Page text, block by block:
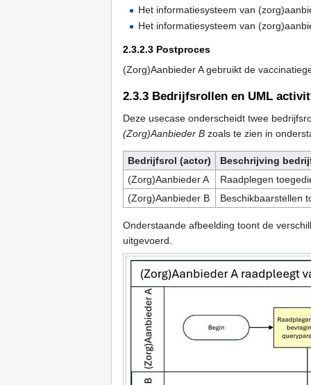
Het informatiesysteem van
Het informatiesysteem van
2.3.2.3 Postproces
(Zorg)Aanbieder A gebruikt de
2.3.3 Bedrijfsrollen en UML
Deze usecase onderscheidt twee
(Zorg)Aanbieder B zoals te zien in
Bedrijfsrol (actor)
Beschrijving
(Zorg)Aanbieder A
Raadplegen
(Zorg)Aanbieder B
Beschikbaarstellen
Onderstaande afbeelding toont de
uitgevoerd.